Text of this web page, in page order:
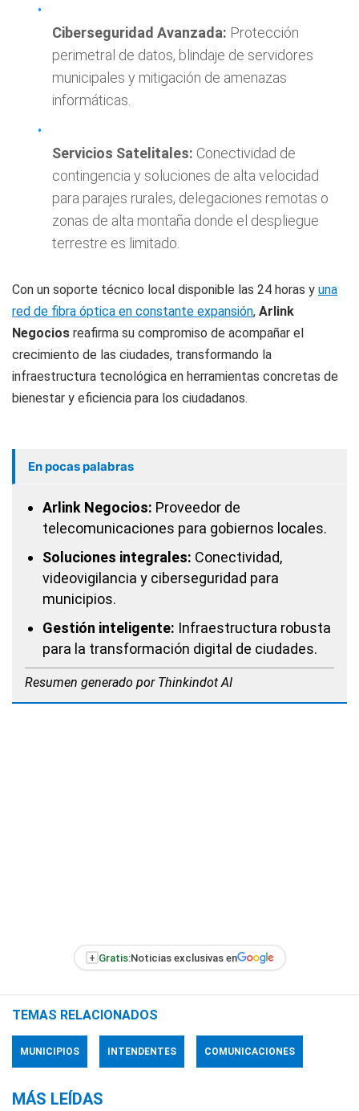
Ciberseguridad Avanzada: Protección
perimetral de datos, blindaje de servidores
municipales y mitigación de amenazas
informáticas.
Servicios Satelitales: Conectividad de
contingencia y soluciones de alta velocidad
para parajes rurales, delegaciones remotas o
zonas de alta montaña donde el despliegue
terrestre es limitado.
Con un soporte técnico local disponible las 24 horas y una
red de fibra óptica en constante expansión, Arlink
Negocios reafirma su compromiso de acompañar el
crecimiento de las ciudades, transformando la
infraestructura tecnológica en herramientas concretas de
bienestar y eficiencia para los ciudadanos.
En pocas palabras
Arlink Negocios: Proveedor de
telecomunicaciones para gobiernos locales.
Soluciones integrales: Conectividad,
videovigilancia y ciberseguridad para
municipios.
Gestión inteligente: Infraestructura robusta
para la transformación digital de ciudades.
Resumen generado por Thinkindot AI
+ Gratis:Noticias exclusivas en
TEMAS RELACIONADOS
MUNICIPIOS INTENDENTES COMUNICACIONES
MÁS LEÍDAS